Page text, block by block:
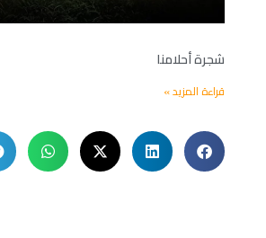
شجرة أحلامنا
قراءة المزيد »